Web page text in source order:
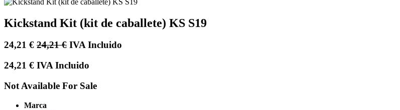
Kickstand Kit (kit de caballete) KS S19
24,21 € 24,21€ IVA Incluido
24,21 € IVA Incluido
Not Available For Sale
Marca